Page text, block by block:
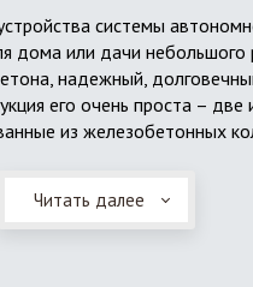
системы
дома или дачи небольшого
надежный,
его очень проста – две
из железобетонных
из щебня и песка. Для
через определенное
Читать далее